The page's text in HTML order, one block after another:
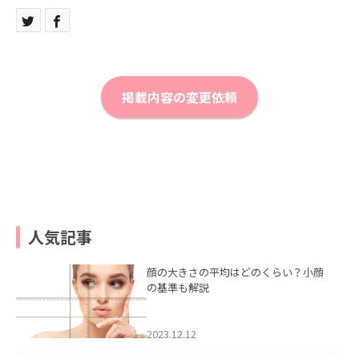
掲載内容の変更依頼
人気記事
顔の大きさの平均はどのくらい？小顔
の基準も解説
2023.12.12